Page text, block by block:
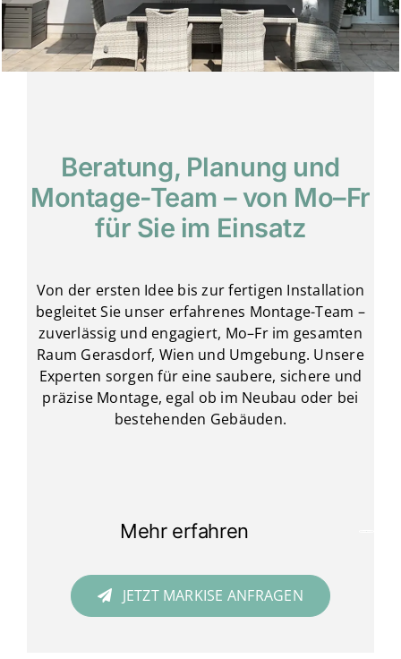
Beratung, Planung und
Montage-Team – von Mo–Fr
für Sie im Einsatz
Von der ersten Idee bis zur fertigen Installation
begleitet Sie unser erfahrenes Montage-Team –
zuverlässig und engagiert, Mo–Fr im gesamten
Raum Gerasdorf, Wien und Umgebung. Unsere
Experten sorgen für eine saubere, sichere und
präzise Montage, egal ob im Neubau oder bei
bestehenden Gebäuden.
Mehr erfahren
JETZT MARKISE ANFRAGEN